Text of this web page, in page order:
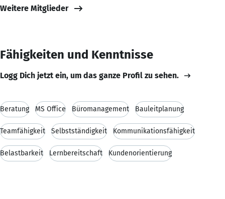
Weitere Mitglieder
Fähigkeiten und Kenntnisse
Logg Dich jetzt ein, um das ganze Profil zu sehen.
Beratung MS Office Büromanagement Bauleitplanung
Teamfähigkeit Selbstständigkeit Kommunikationsfähigkeit
Belastbarkeit Lernbereitschaft Kundenorientierung